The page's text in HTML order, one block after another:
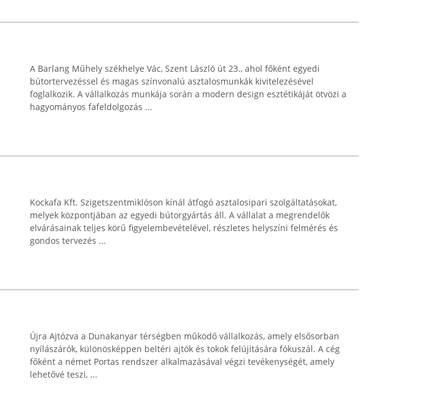
A Barlang Műhely székhelye Vác, Szent László út 23., ahol főként egyedi
bútortervezéssel és magas színvonalú asztalosmunkák kivitelezésével
foglalkozik. A vállalkozás munkája során a modern design esztétikáját ötvözi a
hagyományos fafeldolgozás ...
Kockafa Kft. Szigetszentmiklóson kínál átfogó asztalosipari szolgáltatásokat,
melyek központjában az egyedi bútorgyártás áll. A vállalat a megrendelők
elvárásainak teljes körű figyelembevételével, részletes helyszíni felmérés és
gondos tervezés ...
Újra Ajtózva a Dunakanyar térségben működő vállalkozás, amely elsősorban
nyílászárók, különösképpen beltéri ajtók és tokok felújítására fókuszál. A cég
főként a német Portas rendszer alkalmazásával végzi tevékenységét, amely
lehetővé teszi, ...